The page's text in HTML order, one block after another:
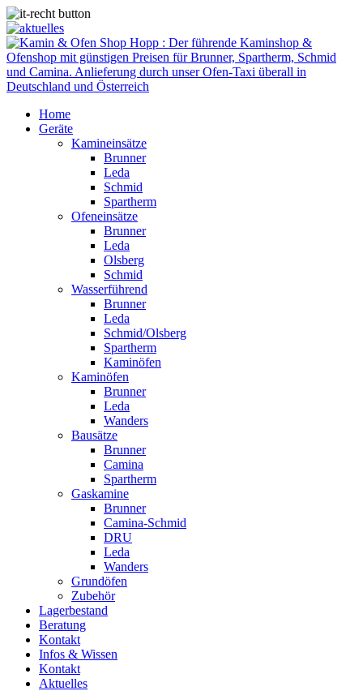
Home
Geräte
Kamineinsätze
Brunner
Leda
Schmid
Spartherm
Ofeneinsätze
Brunner
Leda
Olsberg
Schmid
Wasserführend
Brunner
Leda
Schmid/Olsberg
Spartherm
Kaminöfen
Kaminöfen
Brunner
Leda
Wanders
Bausätze
Brunner
Camina
Spartherm
Gaskamine
Brunner
Camina-Schmid
DRU
Leda
Wanders
Grundöfen
Zubehör
Lagerbestand
Beratung
Kontakt
Infos & Wissen
Kontakt
Aktuelles